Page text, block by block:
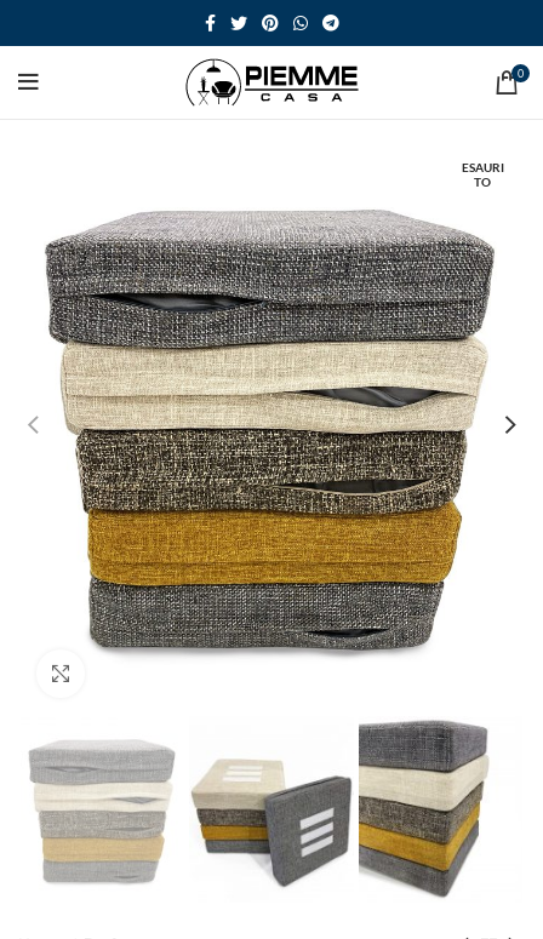
0
ESAURI
TO